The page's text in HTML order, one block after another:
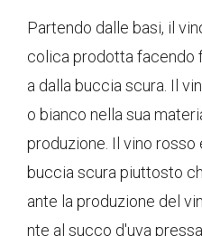
Partendo dalle basi, il
colica prodotta facendo
a dalla buccia scura. Il
o bianco nella sua
produzione. Il vino
buccia scura piuttosto
ante la produzione del
nte al succo d'uva